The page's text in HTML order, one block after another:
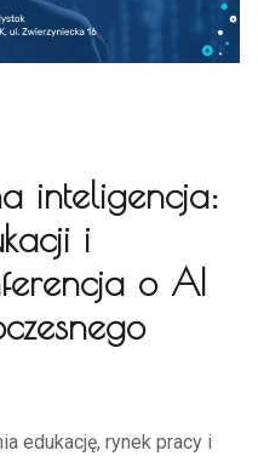
inteligencja:
i
o AI
edukację, rynek pracy i